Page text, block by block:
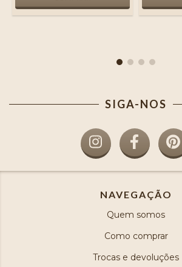
SIGA-NOS
NAVEGAÇÃO
Quem somos
Como comprar
Trocas e devoluções